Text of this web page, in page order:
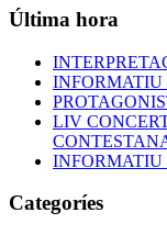
Última hora
INFORMATIU
LIV
INFORMATIU
Categoríes